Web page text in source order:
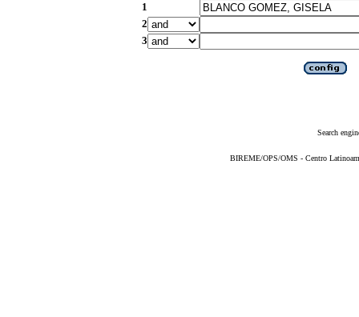
1
2
3
Search
BIREME/OPS/OMS - Centro